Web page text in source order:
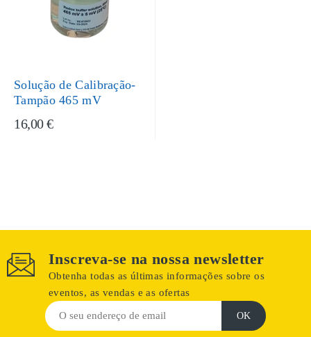
Solução de Calibração-
Tampão 465 mV
16,00 €
Inscreva-se na nossa newsletter
Obtenha todas as últimas informações sobre os
eventos, as vendas e as ofertas